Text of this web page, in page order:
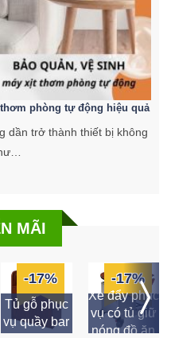
phòng tự động hiệu quả
dần trở thành thiết bị không
MÃI
-17%
Tủ gỗ phục
vụ quầy bar
-17%
Xe đẩy phục
vụ có tủ giữ
nóng đồ ăn